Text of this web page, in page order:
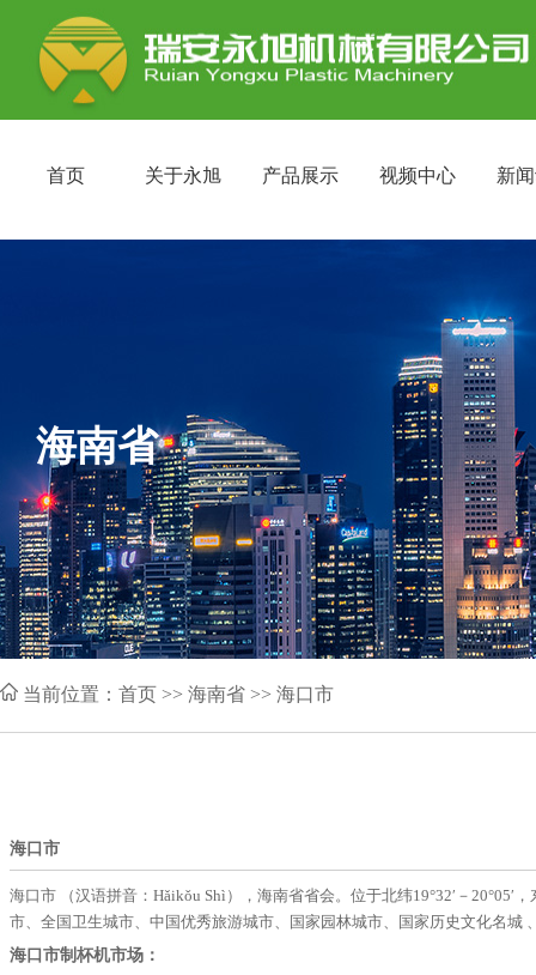
首页 关于永旭 产品展示 视频中心 新
海南省
当前位置： 首页 >> 海南省 >> 海口市
海口市
海口市 （汉语拼音：Hǎikǒu Shì），海南省省会。位于北纬19°32′－
市、全国卫生城市、中国优秀旅游城市、国家园林城市、国家历史文化名城
海口市制杯机市场：